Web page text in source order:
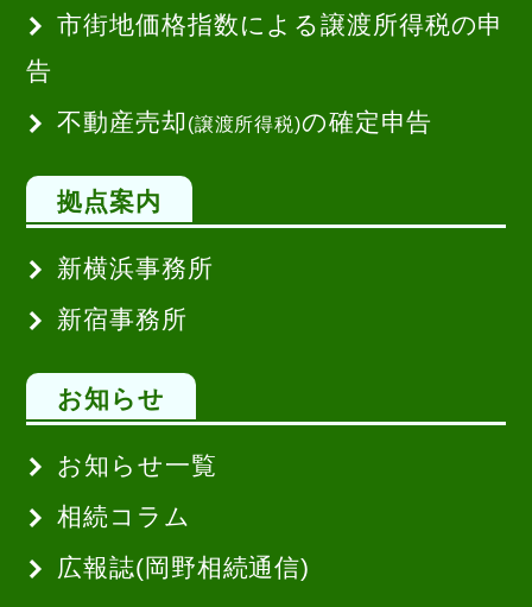
市街地価格指数による譲渡所得税の申
告
不動産売却 (譲渡所得税)の確定申告
拠点案内
新横浜事務所
新宿事務所
お知らせ
お知らせ一覧
相続コラム
広報誌(岡野相続通信)